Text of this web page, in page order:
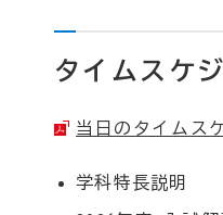
タイムスケ
当日のタイムス
学科特長説明